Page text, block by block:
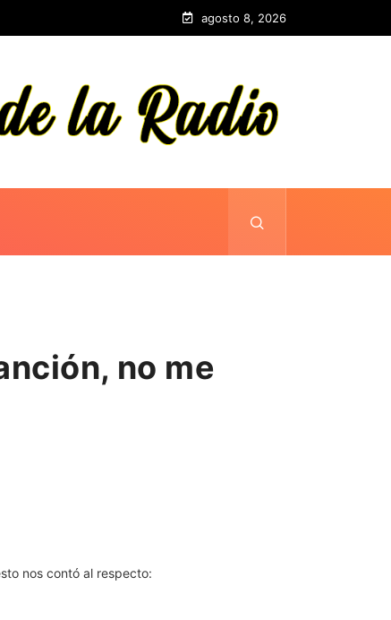
agosto 8, 2026
no me
nos contó al respecto: